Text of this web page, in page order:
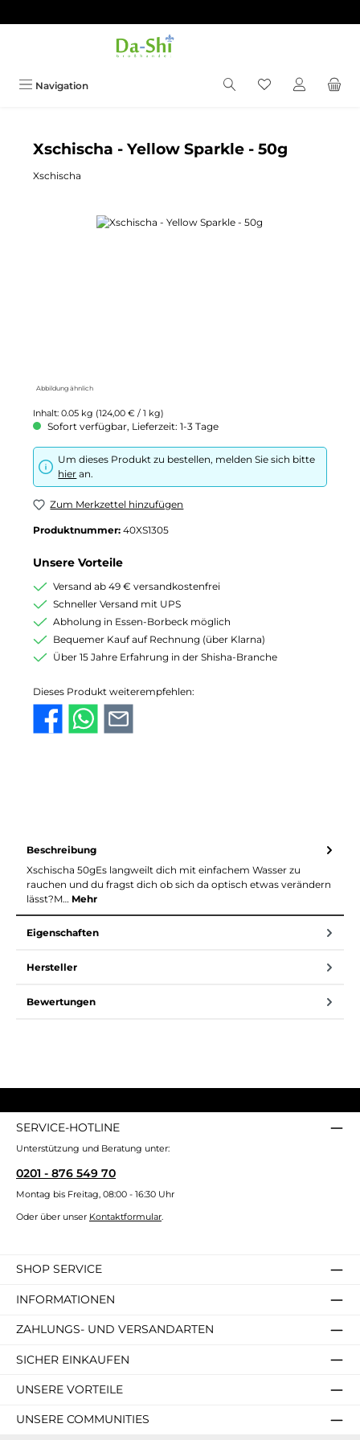
Navigation Du hast 0
Xschischa - Yellow Sparkle - 50g
Xschischa
Bildergalerie überspringen
Abbildung ähnlich
Inhalt: 0.05 kg (124,00 € / 1 kg)
Sofort verfügbar, Lieferzeit: 1-3 Tage
Um dieses Produkt zu bestellen, melden Sie sich bitte
hier an.
Zum Merkzettel hinzufügen
Produktnummer: 40XS1305
Unsere Vorteile
Versand ab 49 € versandkostenfrei
Schneller Versand mit UPS
Abholung in Essen-Borbeck möglich
Bequemer Kauf auf Rechnung (über Klarna)
Über 15 Jahre Erfahrung in der Shisha-Branche
Dieses Produkt weiterempfehlen:
Beschreibung
Xschischa 50gEs langweilt dich mit einfachem Wasser zu
rauchen und du fragst dich ob sich da optisch etwas verändern
lässt?M… Mehr
Eigenschaften
Hersteller
Bewertungen
SERVICE-HOTLINE
Unterstützung und Beratung unter:
0201 - 876 549 70
Montag bis Freitag, 08:00 - 16:30 Uhr
Oder über unser Kontaktformular.
SHOP SERVICE
INFORMATIONEN
ZAHLUNGS- UND VERSANDARTEN
SICHER EINKAUFEN
UNSERE VORTEILE
UNSERE COMMUNITIES